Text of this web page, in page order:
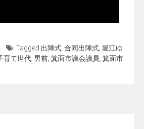
Tagged 出陣式, 合同出陣式, 堀江ゆ
育て世代, 男前, 箕面市議会議員, 箕面市